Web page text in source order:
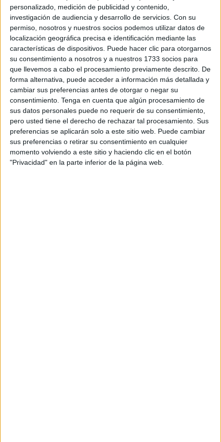
personalizado, medición de publicidad y contenido,
investigación de audiencia y desarrollo de servicios. Con su
permiso, nosotros y nuestros socios podemos utilizar datos de
localización geográfica precisa e identificación mediante las
características de dispositivos. Puede hacer clic para otorgarnos
su consentimiento a nosotros y a nuestros 1733 socios para
que llevemos a cabo el procesamiento previamente descrito. De
forma alternativa, puede acceder a información más detallada y
cambiar sus preferencias antes de otorgar o negar su
consentimiento. Tenga en cuenta que algún procesamiento de
sus datos personales puede no requerir de su consentimiento,
pero usted tiene el derecho de rechazar tal procesamiento. Sus
preferencias se aplicarán solo a este sitio web. Puede cambiar
sus preferencias o retirar su consentimiento en cualquier
momento volviendo a este sitio y haciendo clic en el botón
"Privacidad" en la parte inferior de la página web.
predisponga a desarrollar artritis, pero éste nunca
activarse y la enfermedad no aparecer en toda la vida.
Pero hoy sabemos que hay algunos factores del
ambiente que aumentan significativamente el riesgo de
que la enfermedad se presente", sostuvo.
Además, los médicos agregan queinterviene más en
el riesgo laduración del hábito de fumar que el
número de cigarrillos fumados al día.Además de
aumentar la susceptibilidad a la enfermedad, fumar es
un factor deriesgo de enfermedad más avanzada, y al
mismo tiempo aumenta las probabilidades de
desarrollar cáncer, enfermedades pulmonares, ataques
cardíacos y muchas otras condiciones que empeoran
la calidad de vida, o directamente ponen la vida en
riesgo.